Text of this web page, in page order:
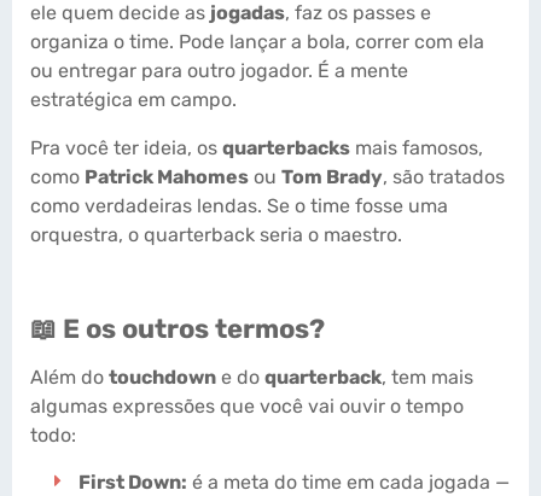
ele quem decide as jogadas, faz os passes e
organiza o time. Pode lançar a bola, correr com ela
ou entregar para outro jogador. É a mente
estratégica em campo.
Pra você ter ideia, os quarterbacks mais famosos,
como Patrick Mahomes ou Tom Brady, são tratados
como verdadeiras lendas. Se o time fosse uma
orquestra, o quarterback seria o maestro.
📖 E os outros termos?
Além do touchdown e do quarterback, tem mais
algumas expressões que você vai ouvir o tempo
todo:
First Down: é a meta do time em cada jogada —